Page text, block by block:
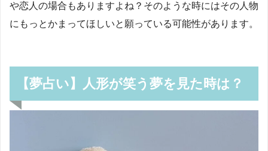
や恋人の場合もありますよね？そのような時にはその人物
にもっとかまってほしいと願っている可能性があります。
【夢占い】人形が笑う夢を見た時は？